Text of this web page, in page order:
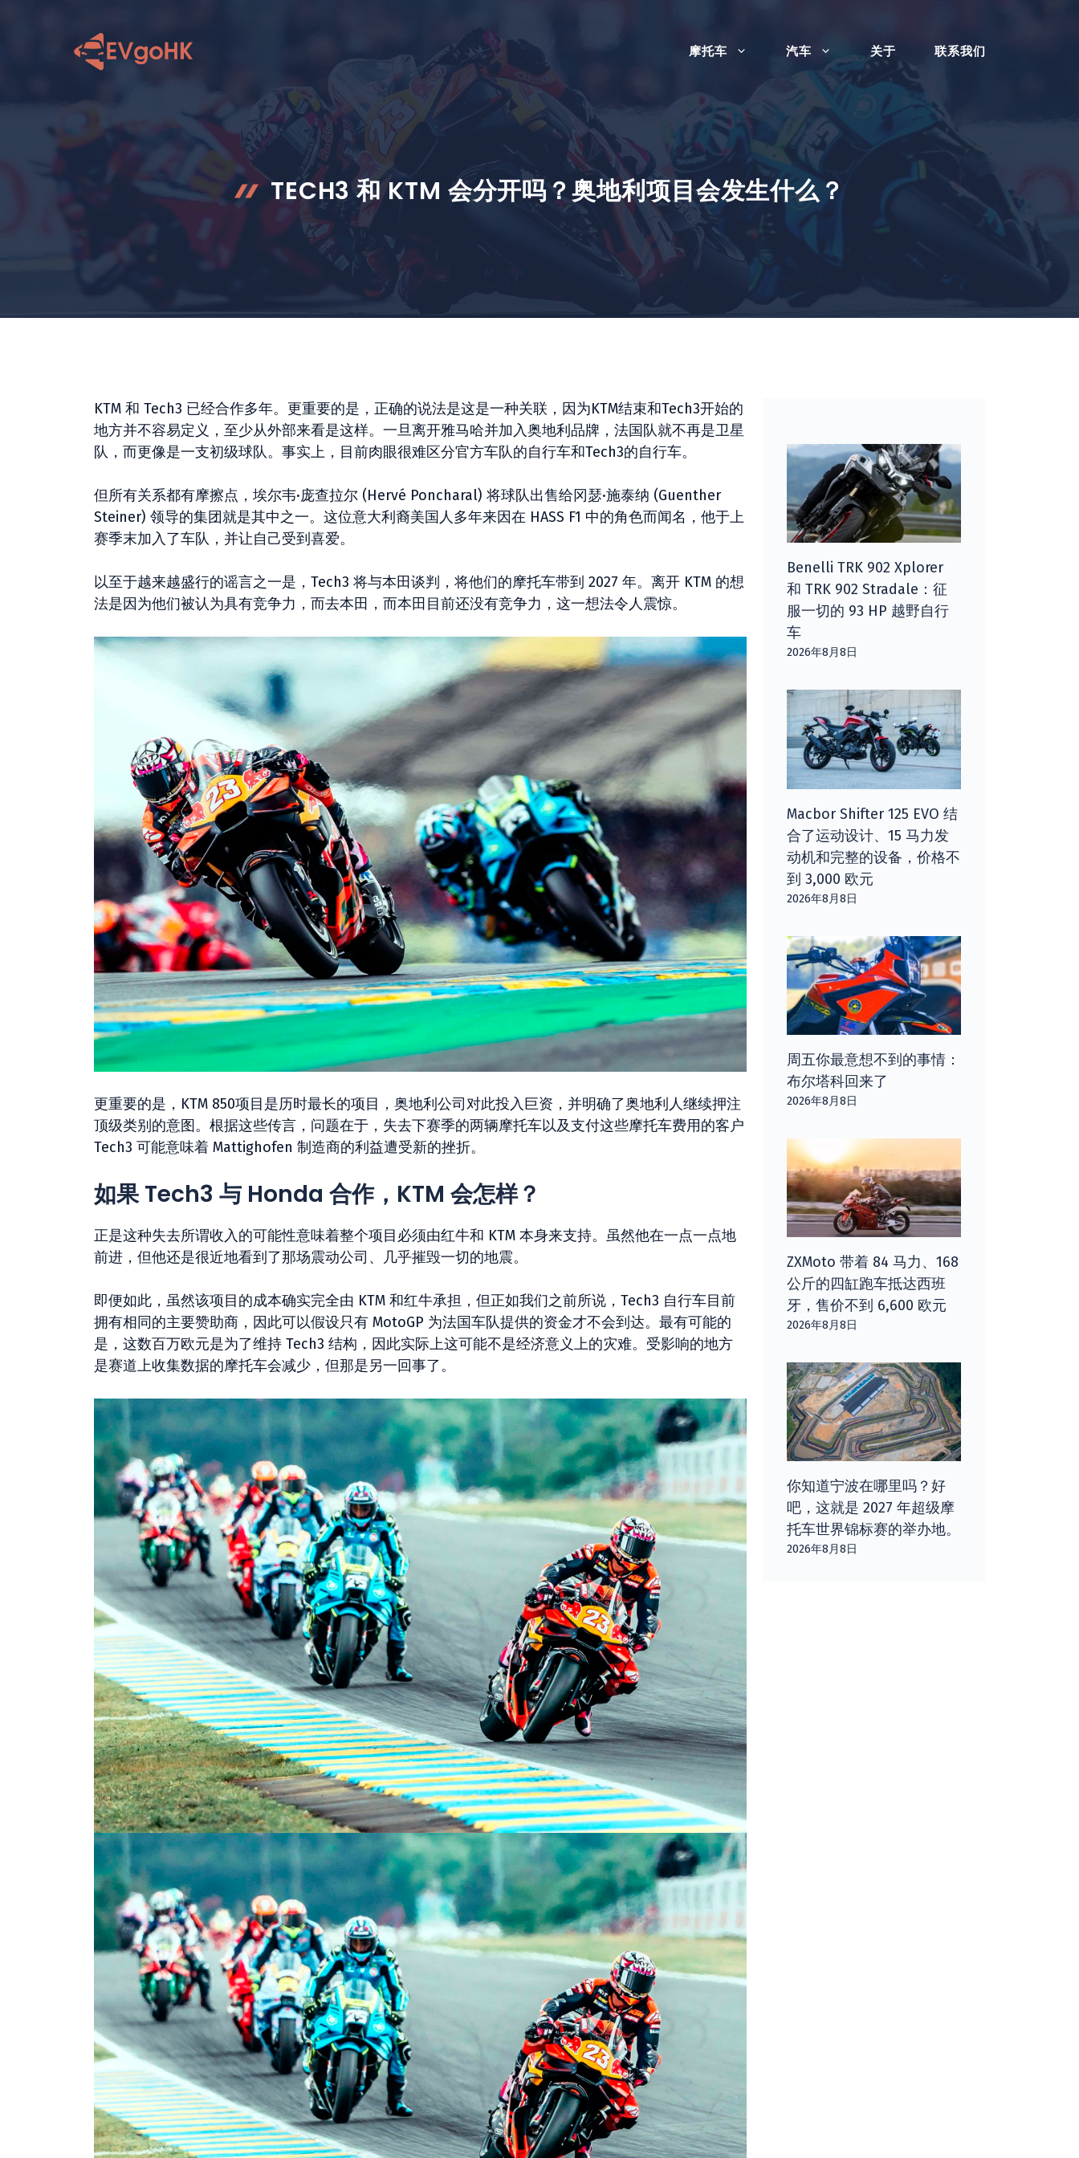
摩托车 汽车 关于 联系我们
TECH3 和 KTM 会分开吗？奥地利项目会发生什么？
KTM 和 Tech3 已经合作多年。更重要的是，正确的说法是这是一种关联，因为KTM结束和Tech3开始的
地方并不容易定义，至少从外部来看是这样。一旦离开雅马哈并加入奥地利品牌，法国队就不再是卫星
队，而更像是一支初级球队。事实上，目前肉眼很难区分官方车队的自行车和Tech3的自行车。
但所有关系都有摩擦点，埃尔韦·庞查拉尔 (Hervé Poncharal) 将球队出售给冈瑟·施泰纳 (Guenther
Steiner) 领导的集团就是其中之一。这位意大利裔美国人多年来因在 HASS F1 中的角色而闻名，他于上
赛季末加入了车队，并让自己受到喜爱。
以至于越来越盛行的谣言之一是，Tech3 将与本田谈判，将他们的摩托车带到 2027 年。离开 KTM 的想
法是因为他们被认为具有竞争力，而去本田，而本田目前还没有竞争力，这一想法令人震惊。
更重要的是，KTM 850项目是历时最长的项目，奥地利公司对此投入巨资，并明确了奥地利人继续押注
顶级类别的意图。根据这些传言，问题在于，失去下赛季的两辆摩托车以及支付这些摩托车费用的客户
Tech3 可能意味着 Mattighofen 制造商的利益遭受新的挫折。
如果 Tech3 与 Honda 合作，KTM 会怎样？
正是这种失去所谓收入的可能性意味着整个项目必须由红牛和 KTM 本身来支持。虽然他在一点一点地
前进，但他还是很近地看到了那场震动公司、几乎摧毁一切的地震。
即便如此，虽然该项目的成本确实完全由 KTM 和红牛承担，但正如我们之前所说，Tech3 自行车目前
拥有相同的主要赞助商，因此可以假设只有 MotoGP 为法国车队提供的资金才不会到达。最有可能的
是，这数百万欧元是为了维持 Tech3 结构，因此实际上这可能不是经济意义上的灾难。受影响的地方
是赛道上收集数据的摩托车会减少，但那是另一回事了。
Benelli TRK 902 Xplorer
和 TRK 902 Stradale：征
服一切的 93 HP 越野自行
车
2026年8月8日
Macbor Shifter 125 EVO 结
合了运动设计、15 马力发
动机和完整的设备，价格不
到 3,000 欧元
2026年8月8日
周五你最意想不到的事情：
布尔塔科回来了
2026年8月8日
ZXMoto 带着 84 马力、168
公斤的四缸跑车抵达西班
牙，售价不到 6,600 欧元
2026年8月8日
你知道宁波在哪里吗？好
吧，这就是 2027 年超级摩
托车世界锦标赛的举办地。
2026年8月8日